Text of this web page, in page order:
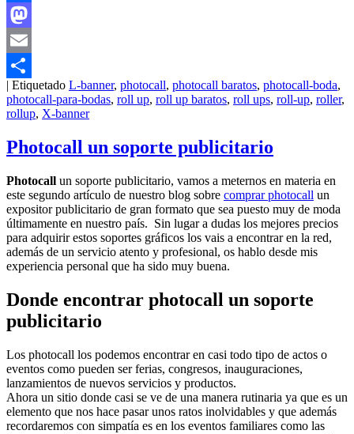
Facebook
Mastodon
Email
Compartir
| Etiquetado L-banner, photocall, photocall baratos, photocall-boda,
photocall-para-bodas, roll up, roll up baratos, roll ups, roll-up, roller,
rollup, X-banner
Photocall un soporte publicitario
Photocall un soporte publicitario, vamos a meternos en materia en
este segundo artículo de nuestro blog sobre comprar photocall un
expositor publicitario de gran formato que sea puesto muy de moda
últimamente en nuestro país. Sin lugar a dudas los mejores precios
para adquirir estos soportes gráficos los vais a encontrar en la red,
además de un servicio atento y profesional, os hablo desde mis
experiencia personal que ha sido muy buena.
Donde encontrar photocall un soporte
publicitario
Los photocall los podemos encontrar en casi todo tipo de actos o
eventos como pueden ser ferias, congresos, inauguraciones,
lanzamientos de nuevos servicios y productos.
Ahora un sitio donde casi se ve de una manera rutinaria ya que es un
elemento que nos hace pasar unos ratos inolvidables y que además
recordaremos con simpatía es en los eventos familiares como las